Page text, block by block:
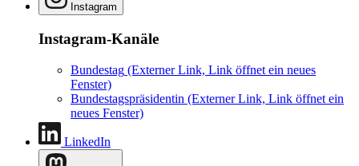
Instagram
Instagram-Kanäle
Bundestag (Externer Link, Link öffnet ein neues
Fenster)
Bundestagspräsidentin (Externer Link, Link öffnet ein
neues Fenster)
LinkedIn